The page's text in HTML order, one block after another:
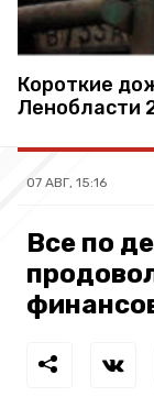
Короткие
Ленобласти
07 АВГ, 15:16
Все по